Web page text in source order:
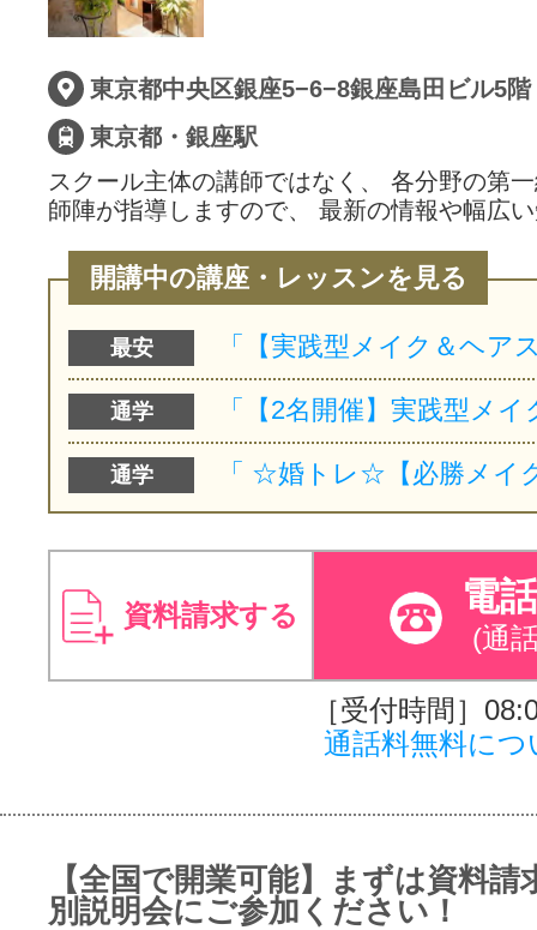
サイトマッ
東京都中央区銀座5−6−8銀座島田ビル5階
東京都・銀座駅
スクール主体の講師ではなく、 各分野の第
師陣が指導しますので、 最新の情報や幅広
開講中の講座・レッスンを見る
最安
通学
通学
資料請求する 電
(通
［受付時間］
通話料無料につ
【全国で開業可能】まずは資料請
別説明会にご参加ください！